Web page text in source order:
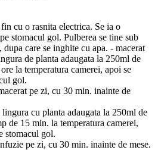
cu o rasnita electrica. Se ia o
stomacul gol. Pulberea se tine sub
care se inghite cu apa. - macerat
de planta adaugata la 250ml de
la temperatura camerei, apoi se
gol.
pe zi, cu 30 min. inainte de
cu planta adaugata la 250ml de
de 15 min. la temperatura camerei,
stomacul gol.
pe zi, cu 30 min. inainte de mese.